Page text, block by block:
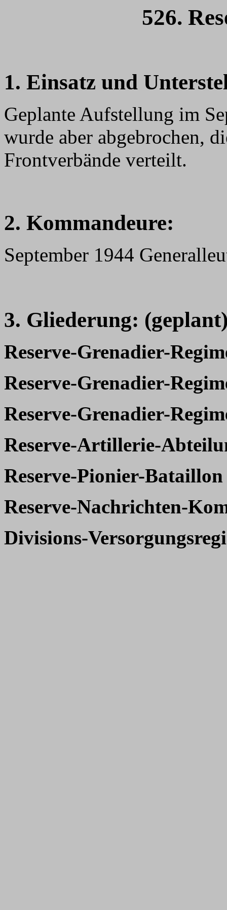
526.
1. Einsatz und
Geplante Aufstellung im
wurde aber abgebrochen,
Frontverbände verteilt.
2. Kommandeure:
September 1944
3. Gliederung:
Reserve-Grenadier-
Reserve-Grenadier-
Reserve-Grenadier-
Reserve-Artillerie-
Reserve-Pionier-Bataillon
Reserve-Nachrichten-
Divisions-